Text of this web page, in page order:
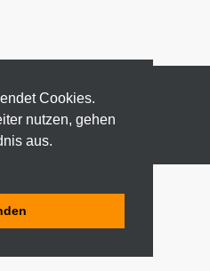
Cookies.
nutzen, gehen
aus.VORBEHALTEN